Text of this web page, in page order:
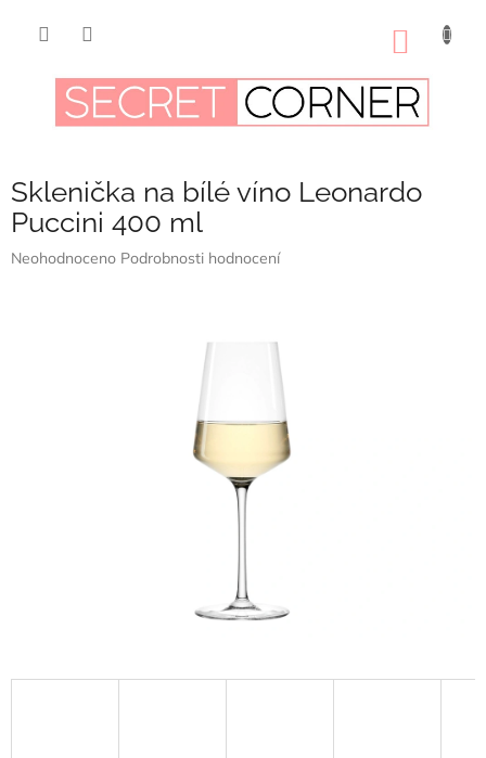
Sklenička na bílé víno Leonardo
Puccini 400 ml
Průměrné
Neohodnoceno Podrobnosti hodnocení